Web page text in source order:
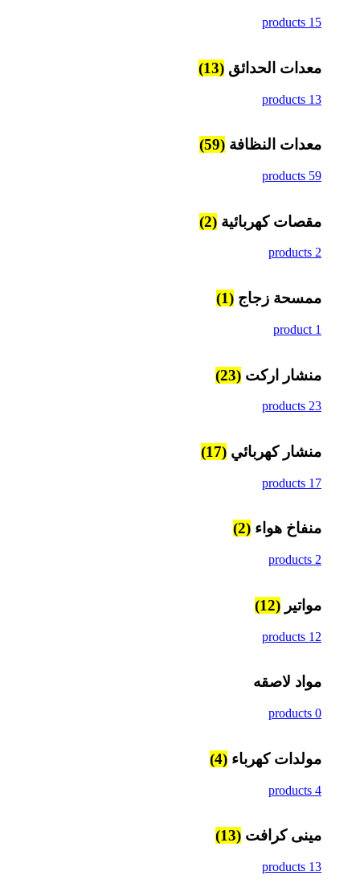
15 products
معدات الحدائق (13)
13 products
معدات النظافة (59)
59 products
مقصات كهربائية (2)
2 products
ممسحة زجاج (1)
1 product
منشار اركت (23)
23 products
منشار كهربائي (17)
17 products
منفاخ هواء (2)
2 products
مواتير (12)
12 products
مواد لاصقه
0 products
مولدات كهرباء (4)
4 products
مينى كرافت (13)
13 products